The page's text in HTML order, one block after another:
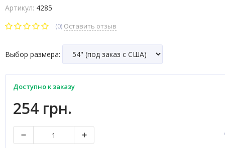
Артикул: 4285
(0) Оставить отзыв
Выбор размера:
Доступно к заказу
254 грн.